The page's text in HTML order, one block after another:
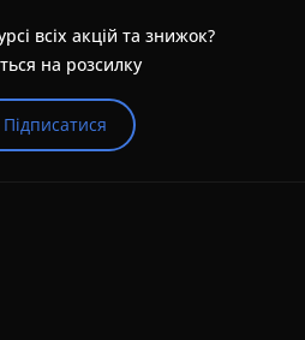
всіх акцій та знижок?
на розсилку
Підписатися